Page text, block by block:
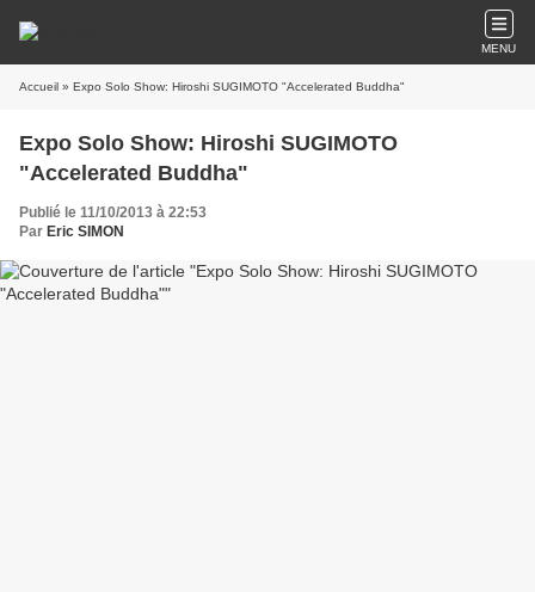
MENU
Accueil » Expo Solo Show: Hiroshi SUGIMOTO "Accelerated Buddha"
Expo Solo Show: Hiroshi SUGIMOTO
"Accelerated Buddha"
Publié le 11/10/2013 à 22:53
Par Eric SIMON